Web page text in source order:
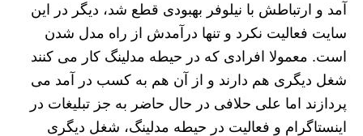
آمد و ارتباطش با نیلوفر بهبودی قطع شد، دیگر در این
سایت فعالیت نکرد و تنها درآمدش از راه مدل شدن
است. معمولا افرادی که در حیطه مدلینگ کار می کنند
شغل دیگری هم دارند و از آن هم به کسب در آمد می
پردازند اما علی حلافی در حال حاضر به جز تبلیغات در
اینستاگرام و فعالیت در حیطه مدلینگ، شغل دیگری